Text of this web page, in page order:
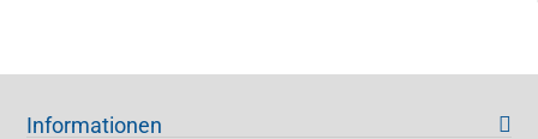
Informationen